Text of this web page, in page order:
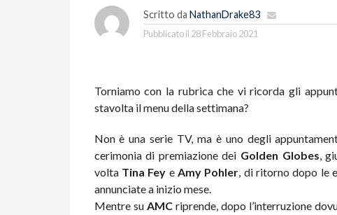
Scritto da NathanDrake83
Pubblicato il 28 Febbraio 2021
Torniamo con la rubrica che vi ricorda gli
stavolta il menu della settimana?
Non è una serie TV, ma è uno degli
cerimonia di premiazione dei Golden Globes,
volta Tina Fey eAmy Pohler, di ritorno dopo le
annunciate a inizio mese.
Mentre su AMCriprende, dopo l’interruzione